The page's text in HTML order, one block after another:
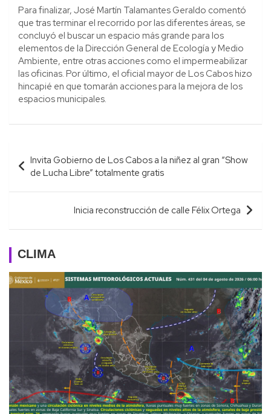
Para finalizar, José Martín Talamantes Geraldo comentó
que tras terminar el recorrido por las diferentes áreas, se
concluyó el buscar un espacio más grande para los
elementos de la Dirección General de Ecología y Medio
Ambiente, entre otras acciones como el impermeabilizar
las oficinas. Por último, el oficial mayor de Los Cabos hizo
hincapié en que tomarán acciones para la mejora de los
espacios municipales.
Navegación
de
entradas
Invita Gobierno de Los Cabos a la niñez al gran “Show
de Lucha Libre” totalmente gratis
Inicia reconstrucción de calle Félix Ortega
CLIMA